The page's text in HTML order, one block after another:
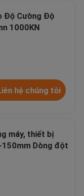
Độ Cường Độ
1000KN
hệ chúng tôi
máy, thiết bị
Dòng đột